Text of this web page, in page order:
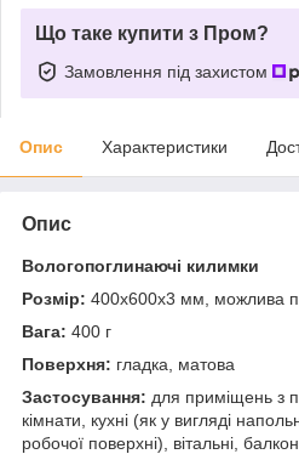
Що таке купити з Пром?
Замовлення під захистом
Опис Характеристики
Опис
Вологопоглинаючі килимки
Розмір: 400х600х3 мм, можлива
Вага: 400 г
Поверхня: гладка, матова
Застосування: для приміщень з
кімнати, кухні (як у вигляді
робочої поверхні), вітальні,